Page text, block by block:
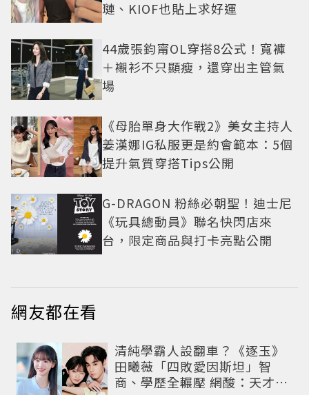
璉、KIOF也貼上求好運
44歲張鈞甯OL穿搭8公式！寬褲
＋襯衫不只顯瘦，還穿出主管氣
場
《母胎單身大作戰2》美女主持人
姜漢娜IG私服更是約會範本：5個
提升氣質穿搭Tips公開
G-DRAGON 粉絲必朝聖！迪士尼
《玩具總動員》聯名快閃店來
台，限定商品與打卡亮點公開
網友都在看
清純學霸人設翻車？《逐玉》
田曦薇「四敗愛因斯坦」智
商、學歷全輾壓 網酸：天才全